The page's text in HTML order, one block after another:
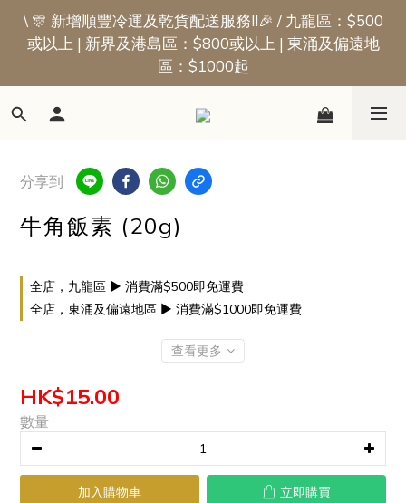
📢新會員優惠 | 首張訂單即享$50迎新獎賞
\ 🎊 新增順豐冷運及乾貨配送服務!!🎉 / 九龍區：$500
或以上 | 新界及港島區：$800或以上 | 東涌及偏遠地
區：$1000起
📢新會員優惠 | 首張訂單即享$50迎新獎賞
分享到
牛角飯素 (20g)
全店，九龍區 ▶ 消費滿$500即免運費
全店，東涌及偏遠地區 ▶ 消費滿$1000即免運費
查看更多
HK$15.00
數量
加入購物車 立即購買